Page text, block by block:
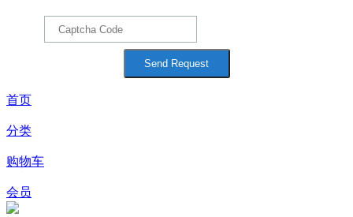
首页
分类
购物车
会员